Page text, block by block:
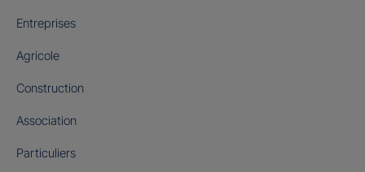
Entreprises
Agricole
Construction
Association
Particuliers